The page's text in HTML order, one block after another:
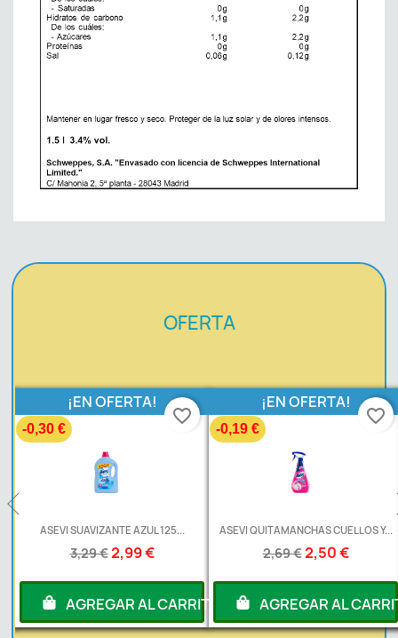
OFERTA
ASEVI SUAVIZANTE AZUL 125...
3,29 €2,99 €
¡EN OFERTA!
-0,30 €
AGREGAR AL CARRITO
favorite_border
ASEVI QUITAMANCHAS CUELLOS Y...
2,69 €2,50 €
¡EN OFERTA!
-0,19 €
AGREGAR AL
favorite_border